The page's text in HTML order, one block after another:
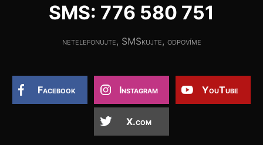
SMS: 776 580 751
netelefonujte, SMSkujte, odpovíme
Facebook Instagram YouTube
X.com